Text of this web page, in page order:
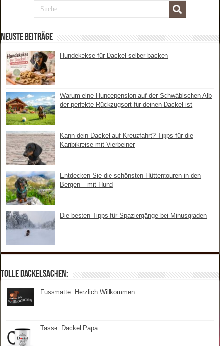
Neuste Beiträge
Hundekekse für Dackel selber backen
Warum eine Hundepension auf der Schwäbischen Alb
der perfekte Rückzugsort für deinen Dackel ist
Kann dein Dackel auf Kreuzfahrt? Tipps für die
Karibikreise mit Vierbeiner
Entdecken Sie die schönsten Hüttentouren in den
Bergen – mit Hund
Die besten Tipps für Spaziergänge bei Minusgraden
Tolle Dackelsachen:
Fussmatte: Herzlich Willkommen
Tasse: Dackel Papa